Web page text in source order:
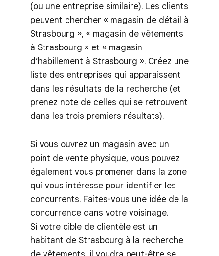
(ou une entreprise similaire). Les clients
peuvent chercher « magasin de détail à
Strasbourg », « magasin de vêtements
à Strasbourg » et « magasin
d’habillement à Strasbourg ». Créez une
liste des entreprises qui apparaissent
dans les résultats de la recherche (et
prenez note de celles qui se retrouvent
dans les trois premiers résultats).
Si vous ouvrez un magasin avec un
point de vente physique, vous pouvez
également vous promener dans la zone
qui vous intéresse pour identifier les
concurrents. Faites-vous une idée de la
concurrence dans votre voisinage.
Si votre cible de clientèle est un
habitant de Strasbourg à la recherche
de vêtements, il voudra peut-être se